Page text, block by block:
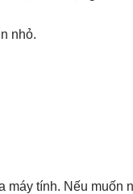
nhỏ.
tính. Nếu muốn